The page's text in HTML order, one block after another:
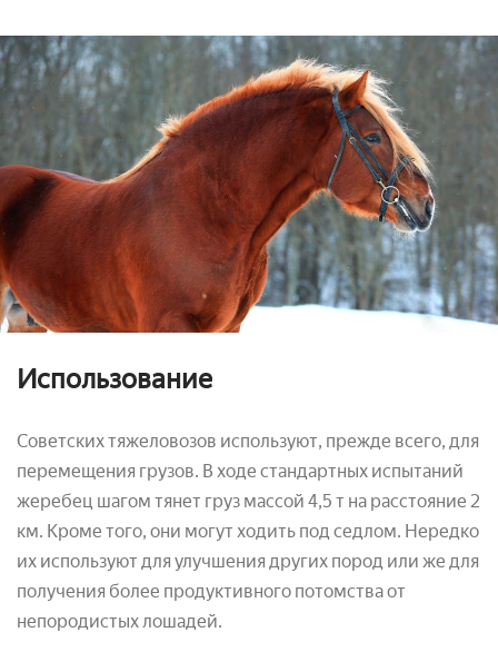
Использование
Советских тяжеловозов используют, прежде всего, для
перемещения грузов. В ходе стандартных испытаний
жеребец шагом тянет груз массой 4,5 т на расстояние 2
км. Кроме того, они могут ходить под седлом. Нередко
их используют для улучшения других пород или же для
получения более продуктивного потомства от
непородистых лошадей.